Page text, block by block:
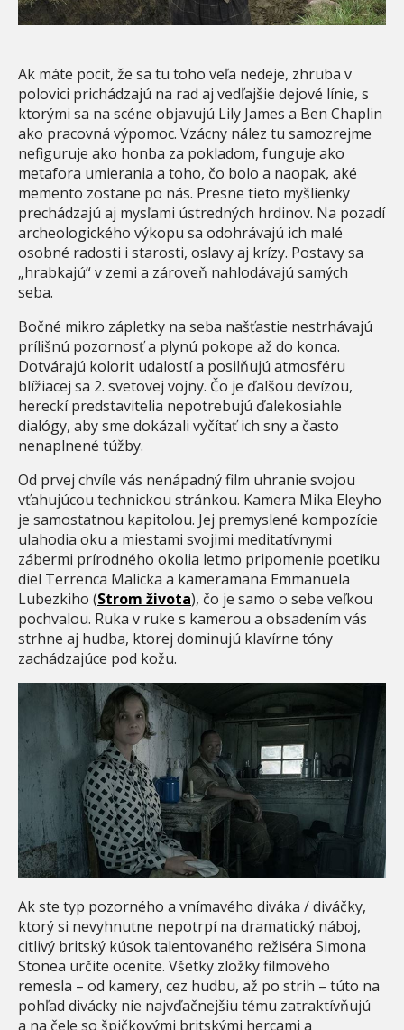
Ak máte pocit, že sa tu toho veľa nedeje, zhruba v
polovici prichádzajú na rad aj vedľajšie dejové línie, s
ktorými sa na scéne objavujú Lily James a Ben Chaplin
ako pracovná výpomoc. Vzácny nález tu samozrejme
nefiguruje ako honba za pokladom, funguje ako
metafora umierania a toho, čo bolo a naopak, aké
memento zostane po nás. Presne tieto myšlienky
prechádzajú aj mysľami ústredných hrdinov. Na pozadí
archeologického výkopu sa odohrávajú ich malé
osobné radosti i starosti, oslavy aj krízy. Postavy sa
„hrabkajú“ v zemi a zároveň nahlodávajú samých
seba.
Bočné mikro zápletky na seba našťastie nestrhávajú
prílišnú pozornosť a plynú pokope až do konca.
Dotvárajú kolorit udalostí a posilňujú atmosféru
blížiacej sa 2. svetovej vojny. Čo je ďalšou devízou,
hereckí predstavitelia nepotrebujú ďalekosiahle
dialógy, aby sme dokázali vyčítať ich sny a často
nenaplnené túžby.
Od prvej chvíle vás nenápadný film uhranie svojou
vťahujúcou technickou stránkou. Kamera Mika Eleyho
je samostatnou kapitolou. Jej premyslené kompozície
ulahodia oku a miestami svojimi meditatívnymi
zábermi prírodného okolia letmo pripomenie poetiku
diel Terrenca Malicka a kameramana Emmanuela
Lubezkiho (Strom života), čo je samo o sebe veľkou
pochvalou. Ruka v ruke s kamerou a obsadením vás
strhne aj hudba, ktorej dominujú klavírne tóny
zachádzajúce pod kožu.
Ak ste typ pozorného a vnímavého diváka / diváčky,
ktorý si nevyhnutne nepotrpí na dramatický náboj,
citlivý britský kúsok talentovaného režiséra Simona
Stonea určite oceníte. Všetky zložky filmového
remesla – od kamery, cez hudbu, až po strih – túto na
pohľad divácky nie najvďačnejšiu tému zatraktívňujú
a na čele so špičkovými britskými hercami a